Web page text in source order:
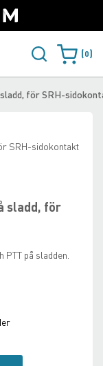
Varukorgen
0
för SRH-
sladd, för
på sladden.